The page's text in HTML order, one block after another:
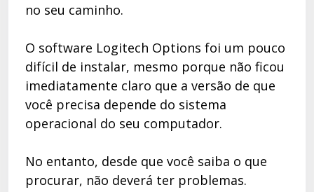
no seu caminho.
O software Logitech Options foi um pouco
difícil de instalar, mesmo porque não ficou
imediatamente claro que a versão de que
você precisa depende do sistema
operacional do seu computador.
No entanto, desde que você saiba o que
procurar, não deverá ter problemas.